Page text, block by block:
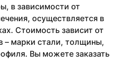
в зависимости от
осуществляется в
Стоимость зависит от
– марки стали, толщины,
Вы можете заказать